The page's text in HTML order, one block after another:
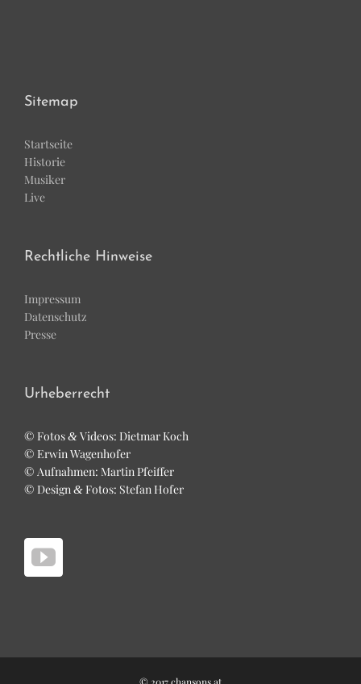
Sitemap
Start­sei­te
His­to­rie
Musi­ker
Live
Rechtliche Hinweise
Impres­sum
Daten­schutz
Pres­se
Urheberrecht
© Fotos&Vide­os: Diet­mar Koch
© Erwin Wagenhofer
© Auf­nah­men: Mar­tin Pfeiffer
© Design& Fotos: Ste­fan Hofer